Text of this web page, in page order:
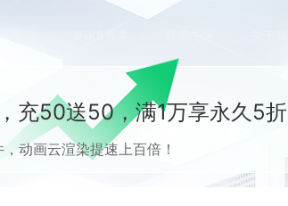
充50送50，满1万享永久5折
动画云渲染提速上百倍！